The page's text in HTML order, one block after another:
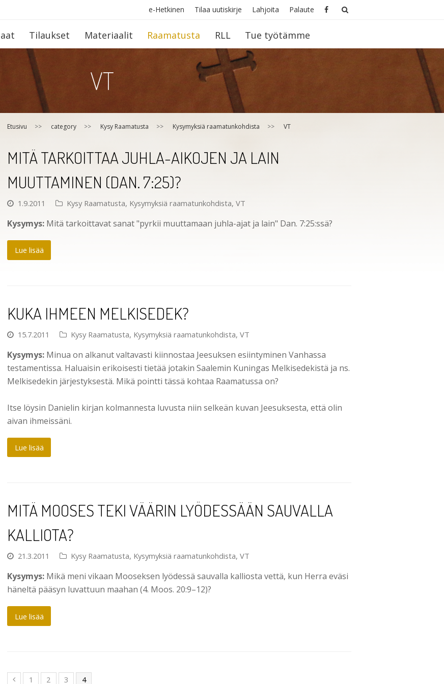
e-Hetkinen Tilaa uutiskirje Lahjoita Palaute
Tilaukset Materiaalit Raamatusta RLL Tue työtämme
VT
Etusivu >> category >> Kysy Raamatusta >> Kysymyksiä raamatunkohdista >> VT
MITÄ TARKOITTAA JUHLA-AIKOJEN JA LAIN
MUUTTAMINEN (DAN. 7:25)?
1.9.2011 Kysy Raamatusta, Kysymyksiä raamatunkohdista, VT
Kysymys: Mitä tarkoittavat sanat "pyrkii muuttamaan juhla-ajat ja lain" Dan. 7:25:ssä?
Lue lisää
KUKA IHMEEN MELKISEDEK?
15.7.2011 Kysy Raamatusta, Kysymyksiä raamatunkohdista, VT
Kysymys: Minua on alkanut valtavasti kiinnostaa Jeesuksen esiintyminen Vanhassa
testamentissa. Haluaisin erikoisesti tietää jotakin Saalemin Kuningas Melkisedekistä ja ns.
Melkisedekin järjestyksestä. Mikä pointti tässä kohtaa Raamatussa on?
Itse löysin Danielin kirjan kolmannesta luvusta niin selkeän kuvan Jeesuksesta, että olin
aivan ihmeissäni.
Lue lisää
MITÄ MOOSES TEKI VÄÄRIN LYÖDESSÄÄN SAUVALLA
KALLIOTA?
21.3.2011 Kysy Raamatusta, Kysymyksiä raamatunkohdista, VT
Kysymys: Mikä meni vikaan Mooseksen lyödessä sauvalla kalliosta vettä, kun Herra eväsi
häneltä pääsyn luvattuun maahan (4. Moos. 20:9–12)?
Lue lisää
1 2 3 4